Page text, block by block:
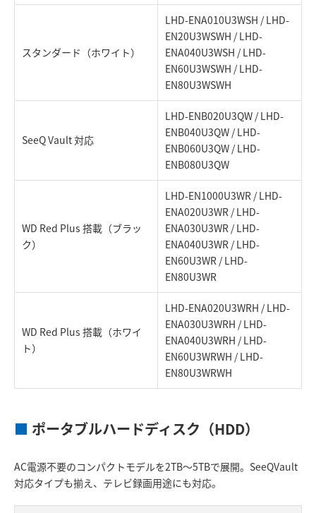
スタンダード（ホワイト）
LHD-ENA010U3WSH / LHD-
EN20U3WSWH / LHD-
ENA040U3WSH / LHD-
EN60U3WSWH / LHD-
EN80U3WSWH
SeeQ Vault 対応
LHD-ENB020U3QW / LHD-
ENB040U3QW / LHD-
ENB060U3QW / LHD-
ENB080U3QW
WD Red Plus 搭載（ブラッ
ク）
LHD-EN1000U3WR / LHD-
ENA020U3WR / LHD-
ENA030U3WR / LHD-
ENA040U3WR / LHD-
EN60U3WR / LHD-
EN80U3WR
WD Red Plus 搭載（ホワイ
ト）
LHD-ENA020U3WRH / LHD-
ENA030U3WRH / LHD-
ENA040U3WRH / LHD-
EN60U3WRWH / LHD-
EN80U3WRWH
■ ポータブルハードディスク（HDD）
AC電源不要のコンパクトモデルを2TB～5TBで展開。SeeQVault
対応タイプも揃え、テレビ録画用途にも対応。